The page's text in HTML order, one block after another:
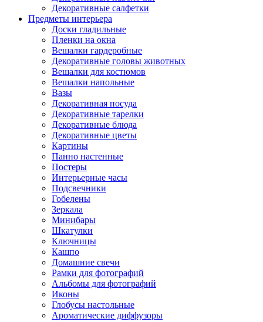
Декоративные салфетки
Предметы интерьера
Доски гладильные
Пленки на окна
Вешалки гардеробные
Декоративные головы животных
Вешалки для костюмов
Вешалки напольные
Вазы
Декоративная посуда
Декоративные тарелки
Декоративные блюда
Декоративные цветы
Картины
Панно настенные
Постеры
Интерьерные часы
Подсвечники
Гобелены
Зеркала
Минибары
Шкатулки
Ключницы
Кашпо
Домашние свечи
Рамки для фотографий
Альбомы для фотографий
Иконы
Глобусы настольные
Ароматические диффузоры